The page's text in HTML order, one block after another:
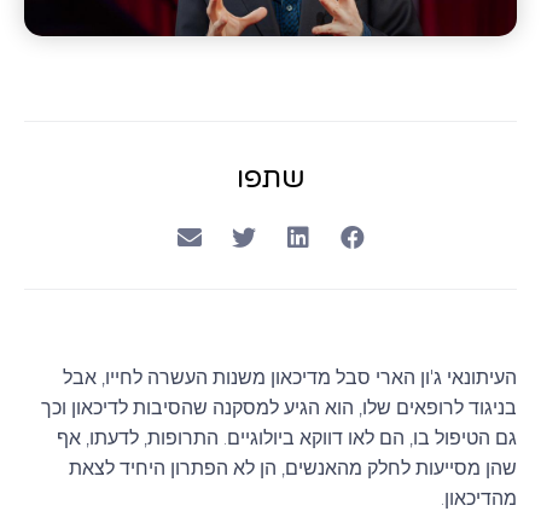
שתפו
העיתונאי ג'ון הארי סבל מדיכאון משנות העשרה לחייו, אבל
בניגוד לרופאים שלו, הוא הגיע למסקנה שהסיבות לדיכאון וכך
גם הטיפול בו, הם לאו דווקא ביולוגיים. התרופות, לדעתו, אף
שהן מסייעות לחלק מהאנשים, הן לא הפתרון היחיד לצאת
מהדיכאון.